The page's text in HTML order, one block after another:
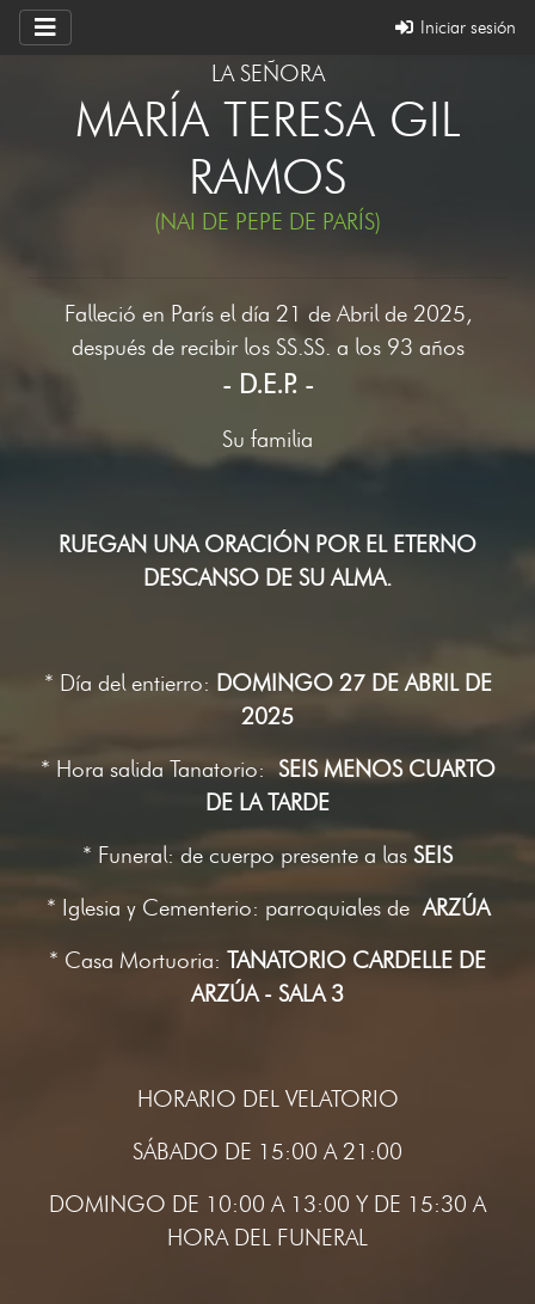
Iniciar sesión
LA SEÑORA
MARÍA TERESA GIL
RAMOS
(NAI DE PEPE DE PARÍS)
Falleció en París el día 21 de Abril de 2025,
después de recibir los SS.SS. a los 93 años
- D.E.P. -
Su familia
RUEGAN UNA ORACIÓN POR EL ETERNO
DESCANSO DE SU ALMA.
* Día del entierro: DOMINGO 27 DE ABRIL DE
2025
* Hora salida Tanatorio:SEIS MENOS CUARTO
DE LA TARDE
* Funeral: de cuerpo presente a las SEIS
* Iglesia y Cementerio: parroquiales deARZÚA
* Casa Mortuoria: TANATORIO CARDELLE DE
ARZÚA - SALA 3
HORARIO DEL VELATORIO
SÁBADO DE 15:00 A 21:00
DOMINGO DE 10:00 A 13:00 Y DE 15:30 A
HORA DEL FUNERAL